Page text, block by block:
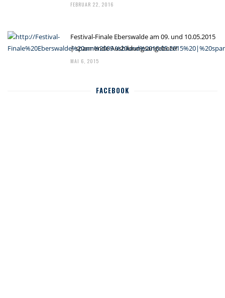
FEBRUAR 22, 2016
Festival-Finale Eberswalde am 09. und 10.05.2015
| spannende Ausbildungsangebote!
MAI 6, 2015
FACEBOOK